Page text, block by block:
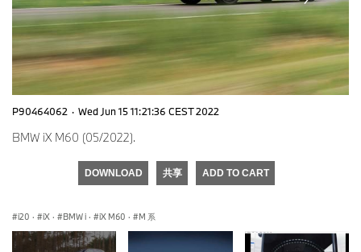
P90464062 · Wed Jun 15 11:21:36 CEST 2022
BMW iX M60 (05/2022).
DOWNLOAD 共享 ADD TO CART
i20 · iX · BMW i · iX M60 · M 系